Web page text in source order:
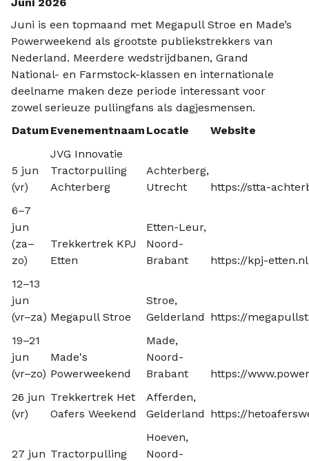
Juni is een topmaand met Megapull Stroe en Made’s
Powerweekend als grootste publiekstrekkers van
Nederland. Meerdere wedstrijdbanen, Grand
National- en Farmstock-klassen en internationale
deelname maken deze periode interessant voor
zowel serieuze pullingfans als dagjesmensen.
Datum Evenementnaam Locatie Website
5 jun
(vr)
JVG Innovatie
Tractorpulling
Achterberg
Achterberg,
Utrecht
https://stta-
6–7
jun
(za–
zo)
Trekkertrek KPJ
Etten
Etten-Leur,
Noord-
Brabant
https://kpj-
12–13
jun
(vr–za) Megapull Stroe
Stroe,
Gelderland https://
19–21
jun
(vr–zo)
Made's
Powerweekend
Made,
Noord-
Brabant
https://
26 jun
(vr)
Trekkertrek Het
Oafers Weekend
Afferden,
Gelderland https://
27 jun Tractorpulling
Hoeven,
Noord-